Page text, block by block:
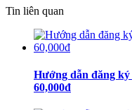
Tin liên quan
Hướng dẫn đăng ký
60,000đ